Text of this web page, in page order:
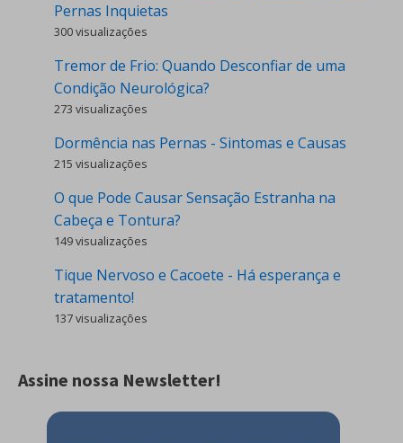
Pernas Inquietas
300 visualizações
Tremor de Frio: Quando Desconfiar de uma
Condição Neurológica?
273 visualizações
Dormência nas Pernas - Sintomas e Causas
215 visualizações
O que Pode Causar Sensação Estranha na
Cabeça e Tontura?
149 visualizações
Tique Nervoso e Cacoete - Há esperança e
tratamento!
137 visualizações
Assine nossa Newsletter!